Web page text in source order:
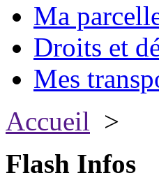
Ma
Droits et
Mes
Accueil >
Flash Infos